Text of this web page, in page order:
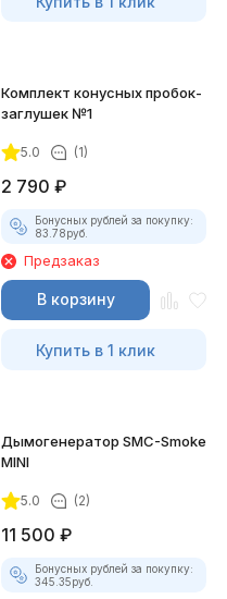
Комплект конусных пробок-
заглушек №1
5.0 (1)
2 790 ₽
Бонусных рублей за покупку:
83.78руб.
Предзаказ
В корзину
Купить в 1 клик
Дымогенератор SMC-Smoke
MINI
5.0 (2)
11 500 ₽
Бонусных рублей за покупку:
345.35руб.